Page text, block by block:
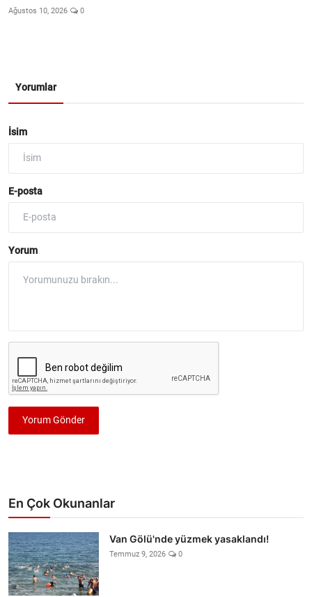
Ağustos 10, 2026 0
Yorumlar
İsim
E-posta
Yorum
Yorum Gönder
En Çok Okunanlar
Van Gölü'nde yüzmek yasaklandı!
Temmuz 9, 2026 0